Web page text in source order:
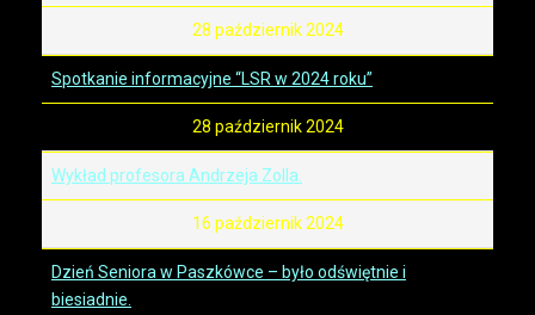
28 październik 2024
Spotkanie informacyjne “LSR w 2024 roku”
28 październik 2024
Wykład profesora Andrzeja Zolla.
16 październik 2024
Dzień Seniora w Paszkówce – było odświętnie i
biesiadnie.